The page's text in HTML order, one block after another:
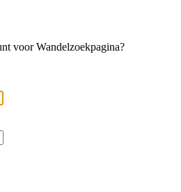
voor Wandelzoekpagina?